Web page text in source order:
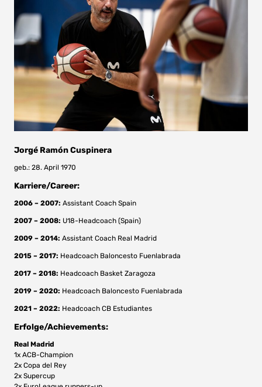
Jorgé Ramón Cuspinera
geb.: 28. April 1970
Karriere/Career:
2006 – 2007: Assistant Coach Spain
2007 – 2008: U18-Headcoach (Spain)
2009 – 2014: Assistant Coach Real Madrid
2015 – 2017: Headcoach Baloncesto Fuenlabrada
2017 – 2018: Headcoach Basket Zaragoza
2019 – 2020: Headcoach Baloncesto Fuenlabrada
2021 – 2022: Headcoach CB Estudiantes
Erfolge/Achievements:
Real Madrid
1x ACB-Champion
2x Copa del Rey
2x Supercup